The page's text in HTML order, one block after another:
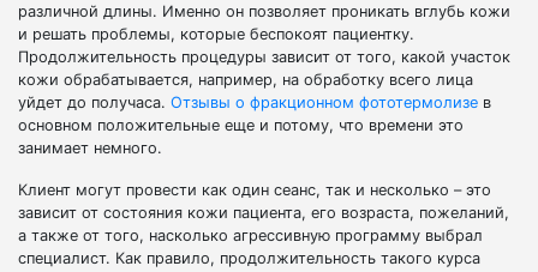
различной длины. Именно он позволяет проникать вглубь кожи
и решать проблемы, которые беспокоят пациентку.
Продолжительность процедуры зависит от того, какой участок
кожи обрабатывается, например, на обработку всего лица
уйдет до получаса. Отзывы о фракционном фототермолизе в
основном положительные еще и потому, что времени это
занимает немного.
Клиент могут провести как один сеанс, так и несколько – это
зависит от состояния кожи пациента, его возраста, пожеланий,
а также от того, насколько агрессивную программу выбрал
специалист. Как правило, продолжительность такого курса